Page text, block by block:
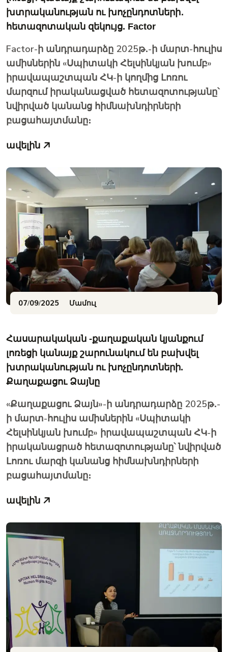
խտրականության ու խոչընդոտների․
հետազոտական զեկույց. Factor
Factor-ի անդրադարձը 2025թ․-ի մարտ-հուլիս
ամիսներին «Սպիտակի Հելսինկյան խումբ»
իրավապաշտպան ՀԿ-ի կողմից Լոռու
մարզում իրականացված հետազոտությանը՝
նվիրված կանանց հիմնախնդիրների
բացահայտմանը։
ավելին
07/09/2025 Մամուլ
Հասարակական -քաղաքական կյանքում
լոռեցի կանայք շարունակում են բախվել
խտրականության ու խոչընդոտների.
Քաղաքացու Ձայնը
«Քաղաքացու Ձայն»-ի անդրադարձը 2025թ․-
ի մարտ-հուլիս ամիսներին «Սպիտակի
Հելսինկյան խումբ» իրավապաշտպան ՀԿ-ի
իրականացրած հետազոտությանը՝ նվիրված
Լոռու մարզի կանանց հիմնախնդիրների
բացահայտմանը։
ավելին